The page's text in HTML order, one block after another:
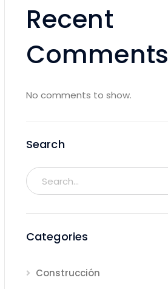
Recent
Comments
No comments to show.
Search
Categories
Construcción